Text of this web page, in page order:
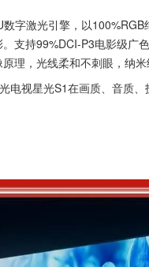
数字激光引擎，以
支持99%DCI-P3电影级广
理，光线柔和不刺眼，纳米
电视星光S1在画质、音质